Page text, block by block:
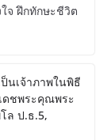
จ ฝึกทักษะชีวิต
นเจ้าภาพในพิธี
ดชพระคุณพระ
ล ป.ธ.5,